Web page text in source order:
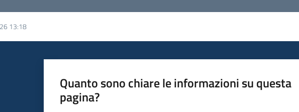
13:18
Quanto sono chiare le informazioni su questa
pagina?